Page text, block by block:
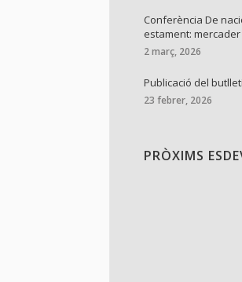
Conferència De
estament: mercader
2 març, 2026
Publicació del
23 febrer, 2026
PRÒXIMS